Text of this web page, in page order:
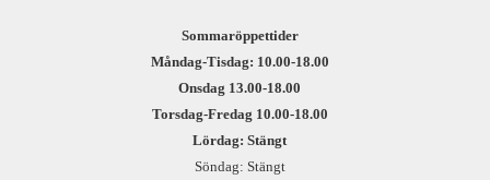
Sommaröppettider
Måndag-Tisdag: 10.00-18.00
Onsdag 13.00-18.00
Torsdag-Fredag 10.00-18.00
Lördag: Stängt
Söndag: Stängt